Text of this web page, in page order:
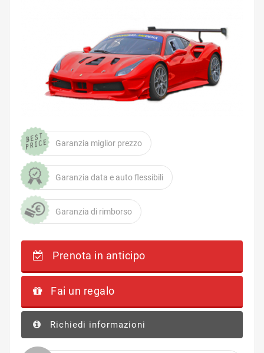
Garanzia miglior prezzo
Garanzia data e auto flessibili
Garanzia di rimborso
Prenota in anticipo
Fai un regalo
Richiedi informazioni